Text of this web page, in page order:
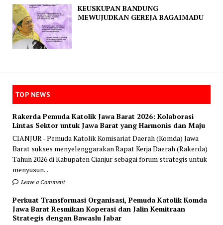
KEUSKUPAN BANDUNG
MEWUJUDKAN GEREJA BAGAIMADU
TOP NEWS
Rakerda Pemuda Katolik Jawa Barat 2026: Kolaborasi
Lintas Sektor untuk Jawa Barat yang Harmonis dan Maju
CIANJUR - Pemuda Katolik Komisariat Daerah (Komda) Jawa
Barat sukses menyelenggarakan Rapat Kerja Daerah (Rakerda)
Tahun 2026 di Kabupaten Cianjur sebagai forum strategis untuk
menyusun...
Leave a Comment
Perkuat Transformasi Organisasi, Pemuda Katolik Komda
Jawa Barat Resmikan Koperasi dan Jalin Kemitraan
Strategis dengan Bawaslu Jabar